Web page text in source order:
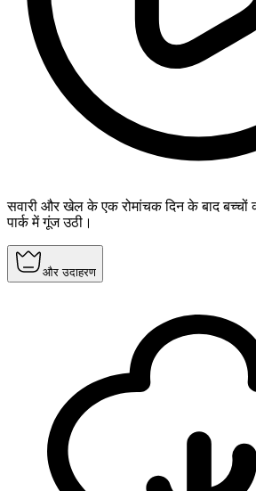
सवारी और खेल के एक रोमांचक दिन के बाद बच्चों
पार्क में गूंज उठी।
और उदाहरण